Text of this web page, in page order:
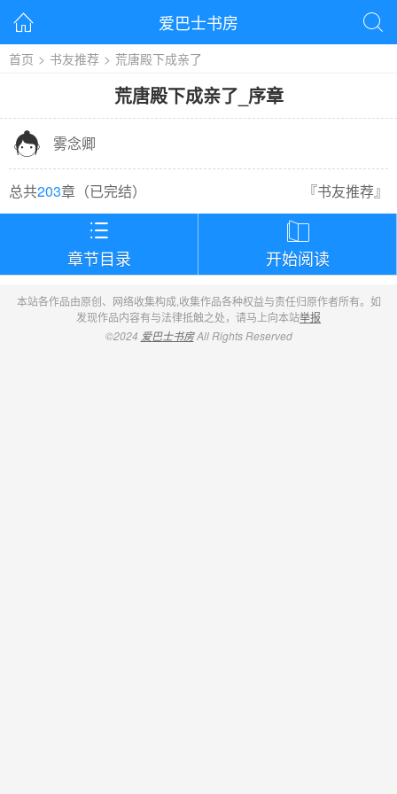
 爱巴士书房 
首页 > 书友推荐 > 荒唐殿下成亲了
荒唐殿下成亲了 序章
 雾念卿
总共203章（已完结） 『书友推荐』

章节目录

开始阅读
本站各作品由原创、网络收集构成,收集作品各种权益与责任归原作者所有。如
发现作品内容有与法律抵触之处，请马上向本站举报
©2024 爱巴士书房All Rights Reserved